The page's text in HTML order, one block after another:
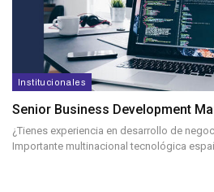
Institucionales
Senior Business Development
¿Tienes experiencia en desarrollo de
Importante multinacional tecnológica